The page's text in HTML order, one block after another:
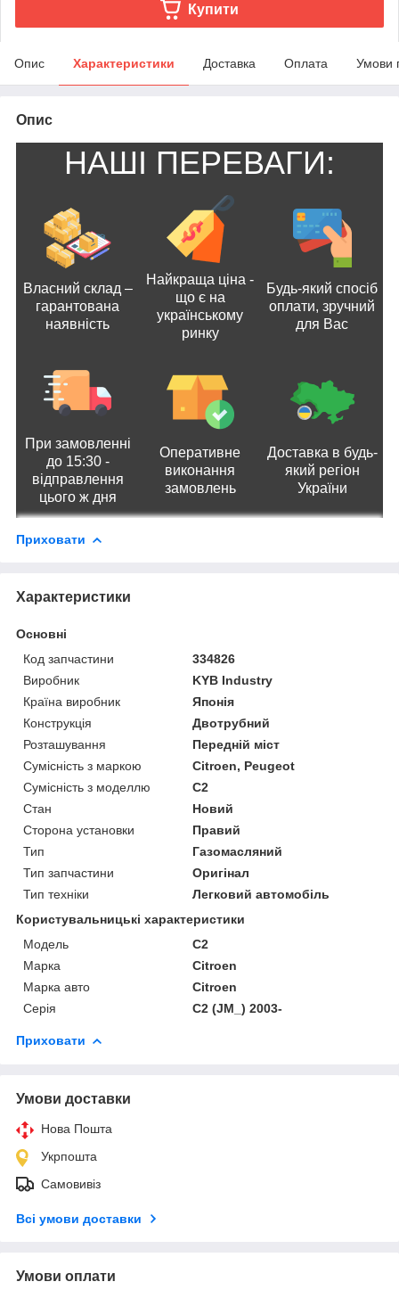
Купити
Опис Характеристики Доставка Оплата Умови
Опис
НАШІ ПЕРЕВАГИ:
Власний склад –
гарантована
наявність
Найкраща ціна -
що є на
українському
ринку
Будь-який спосіб
оплати, зручний
для Вас
При замовленні
до 15:30 -
відправлення
цього ж дня
Оперативне
виконання
замовлень
Доставка в будь-
який регіон
України
Приховати
Характеристики
Основні
Код запчастини
334826
Виробник
KYB Industry
Країна виробник
Японія
Конструкція
Двотрубний
Розташування
Передній міст
Сумісність з маркою
Citroen, Peugeot
Сумісність з моделлю
C2
Стан
Новий
Сторона установки
Правий
Тип
Газомасляний
Тип запчастини
Оригінал
Тип техніки
Легковий автомобіль
Користувальницькі характеристики
Мoдель
C2
Марка
Citroen
Марка авто
Citroen
Серія
C2 (JM_) 2003-
Приховати
Умови доставки
Нова Пошта
Укрпошта
Самовивіз
Всі умови доставки
Умови оплати